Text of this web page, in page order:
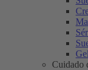
Cuidado